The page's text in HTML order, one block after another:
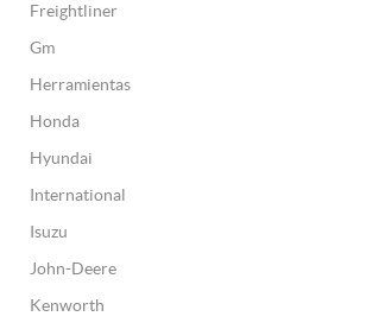
Freightliner
Gm
Herramientas
Honda
Hyundai
International
Isuzu
John-Deere
Kenworth